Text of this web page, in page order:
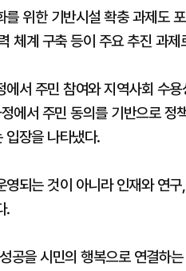
위한 기반시설 확충 과제도
체계 구축 등이 주요 추진 과제
서 주민 참여와 지역사회 수
에서 주민 동의를 기반으로 정
입장을 나타냈다.
되는 것이 아니라 인재와 연
.
공을 시민의 행복으로 연결하